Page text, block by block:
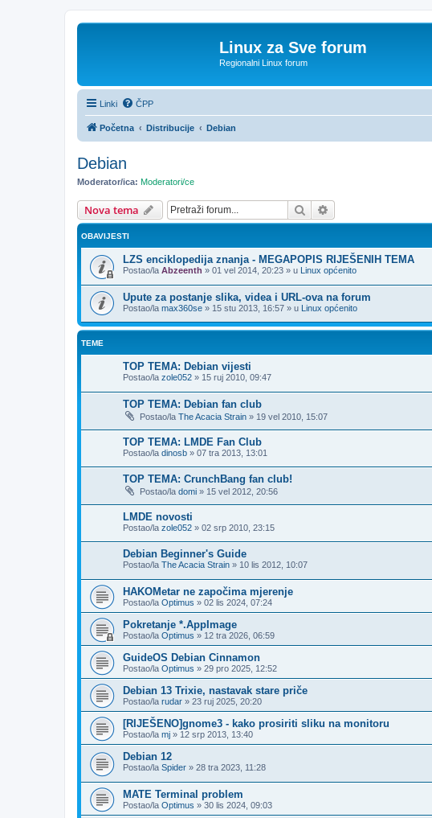
Linux za Sve forum
Regionalni Linux forum
Linki ČPP
Početna Distribucije Debian
Debian
Moderator/ica: Moderatori/ce
Nova tema Pretražnik
OBAVIJESTI
LZS enciklopedija znanja - MEGAPOPIS RIJEŠENIH TEMA
Postao/la Abzeenth » 01 vel 2014, 20:23 » u Linux općenito
Upute za postanje slika, videa i URL-ova na forum
Postao/la max360se » 15 stu 2013, 16:57 » u Linux općenito
TEME
TOP TEMA: Debian vijesti
Postao/la zole052 » 15 ruj 2010, 09:47
TOP TEMA: Debian fan club
Postao/la The Acacia Strain » 19 vel 2010, 15:07
TOP TEMA: LMDE Fan Club
Postao/la dinosb » 07 tra 2013, 13:01
TOP TEMA: CrunchBang fan club!
Postao/la domi » 15 vel 2012, 20:56
LMDE novosti
Postao/la zole052 » 02 srp 2010, 23:15
Debian Beginner's Guide
Postao/la The Acacia Strain » 10 lis 2012, 10:07
HAKOMetar ne započima mjerenje
Postao/la Optimus » 02 lis 2024, 07:24
Pokretanje *.AppImage
Postao/la Optimus » 12 tra 2026, 06:59
GuideOS Debian Cinnamon
Postao/la Optimus » 29 pro 2025, 12:52
Debian 13 Trixie, nastavak stare priče
Postao/la rudar » 23 ruj 2025, 20:20
[RIJEŠENO]gnome3 - kako prosiriti sliku na monitoru
Postao/la mj » 12 srp 2013, 13:40
Debian 12
Postao/la Spider » 28 tra 2023, 11:28
MATE Terminal problem
Postao/la Optimus » 30 lis 2024, 09:03